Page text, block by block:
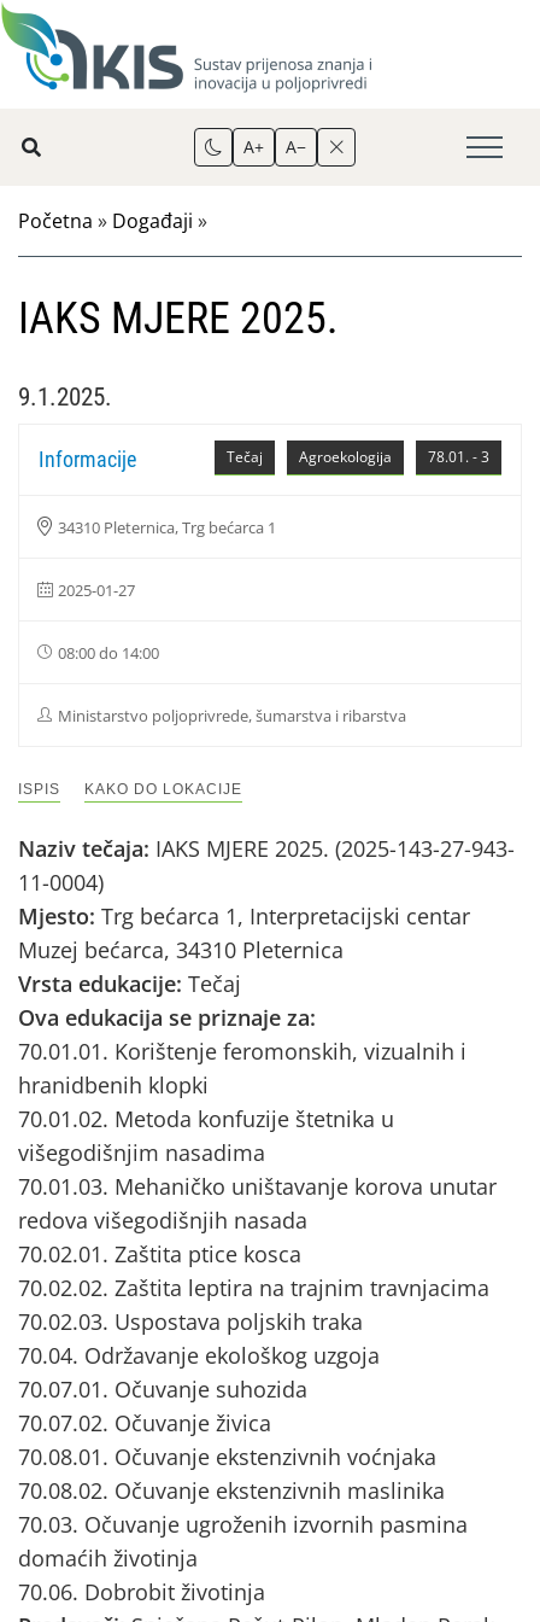
A+ A−
Početna » Događaji »
IAKS MJERE 2025.
9.1.2025.
78.01. - 3
Agroekologija
Tečaj
Informacije
34310 Pleternica, Trg bećarca 1
2025-01-27
08:00 do 14:00
Ministarstvo poljoprivrede, šumarstva i ribarstva
ISPIS KAKO DO LOKACIJE
Naziv tečaja: IAKS MJERE 2025. (2025-143-27-943-
11-0004)
Mjesto: Trg bećarca 1, Interpretacijski centar
Muzej bećarca, 34310 Pleternica
Vrsta edukacije: Tečaj
Ova edukacija se priznaje za:
70.01.01. Korištenje feromonskih, vizualnih i
hranidbenih klopki
70.01.02. Metoda konfuzije štetnika u
višegodišnjim nasadima
70.01.03. Mehaničko uništavanje korova unutar
redova višegodišnjih nasada
70.02.01. Zaštita ptice kosca
70.02.02. Zaštita leptira na trajnim travnjacima
70.02.03. Uspostava poljskih traka
70.04. Održavanje ekološkog uzgoja
70.07.01. Očuvanje suhozida
70.07.02. Očuvanje živica
70.08.01. Očuvanje ekstenzivnih voćnjaka
70.08.02. Očuvanje ekstenzivnih maslinika
70.03. Očuvanje ugroženih izvornih pasmina
domaćih životinja
70.06. Dobrobit životinja